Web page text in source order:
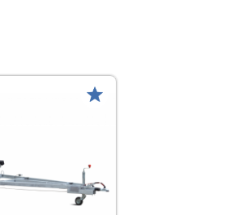
Сравнить